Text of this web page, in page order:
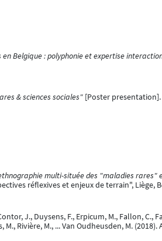
en Belgique : polyphonie et expertise
& sciences sociales"[Poster presentation].
multi-située des "maladies rares"
réflexives et enjeux de terrain", Liège,
J., Duysens, F., Erpicum, M., Fallon,
M., Rivière, M., ... Van Oudheusden, M.